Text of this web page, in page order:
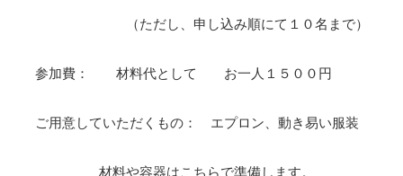
（ただし、申し込み順にて１０名まで）
参加費： 材料代として お一人１５００円
ご用意していただくもの： エプロン、動き易い服装
材料や容器はこちらで準備します。